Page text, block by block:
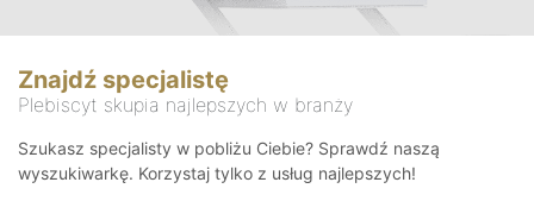
Znajdź specjalistę
Plebiscyt skupia najlepszych w branży
Szukasz specjalisty w pobliżu Ciebie? Sprawdź naszą
wyszukiwarkę. Korzystaj tylko z usług najlepszych!